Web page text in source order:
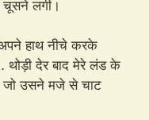
लगी।
हाथ नीचे करके
देर बाद मेरे लंड के
जो उसने मजे से चाट